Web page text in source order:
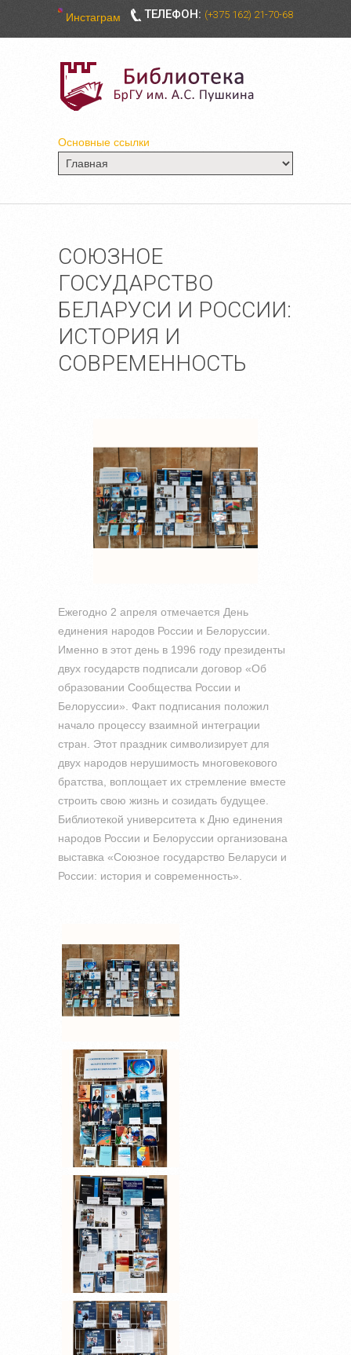
ТЕЛЕФОН: (+375 162) 21-70-68
Инстаграм
Основные ссылки
СОЮЗНОЕ
ГОСУДАРСТВО
БЕЛАРУСИ И РОССИИ:
ИСТОРИЯ И
СОВРЕМЕННОСТЬ
Ежегодно 2 апреля отмечается День
единения народов России и Белоруссии.
Именно в этот день в 1996 году президенты
двух государств подписали договор «Об
образовании Сообщества России и
Белоруссии». Факт подписания положил
начало процессу взаимной интеграции
стран. Этот праздник символизирует для
двух народов нерушимость многовекового
братства, воплощает их стремление вместе
строить свою жизнь и созидать будущее.
Библиотекой университета к Дню единения
народов России и Белоруссии организована
выставка «Союзное государство Беларуси и
России: история и современность».